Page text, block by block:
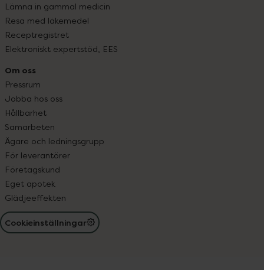
Lämna in gammal medicin
Resa med läkemedel
Receptregistret
Elektroniskt expertstöd, EES
Om oss
Pressrum
Jobba hos oss
Hållbarhet
Samarbeten
Ägare och ledningsgrupp
För leverantörer
Företagskund
Eget apotek
Glädjeeffekten
Cookieinställningar